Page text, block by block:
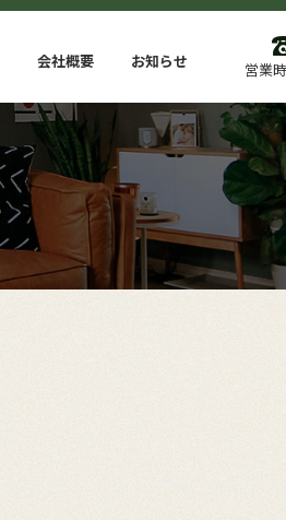
営業
会社概要 お知らせ